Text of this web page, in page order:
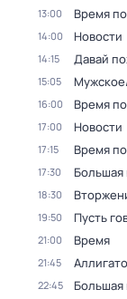
13:00 Время
14:00 Новости
14:15 Давай
15:05
16:00 Время
17:00 Новости
17:15 Время
17:30 Большая
18:30
19:50 Пусть
21:00 Время
21:45
22:45 Большая